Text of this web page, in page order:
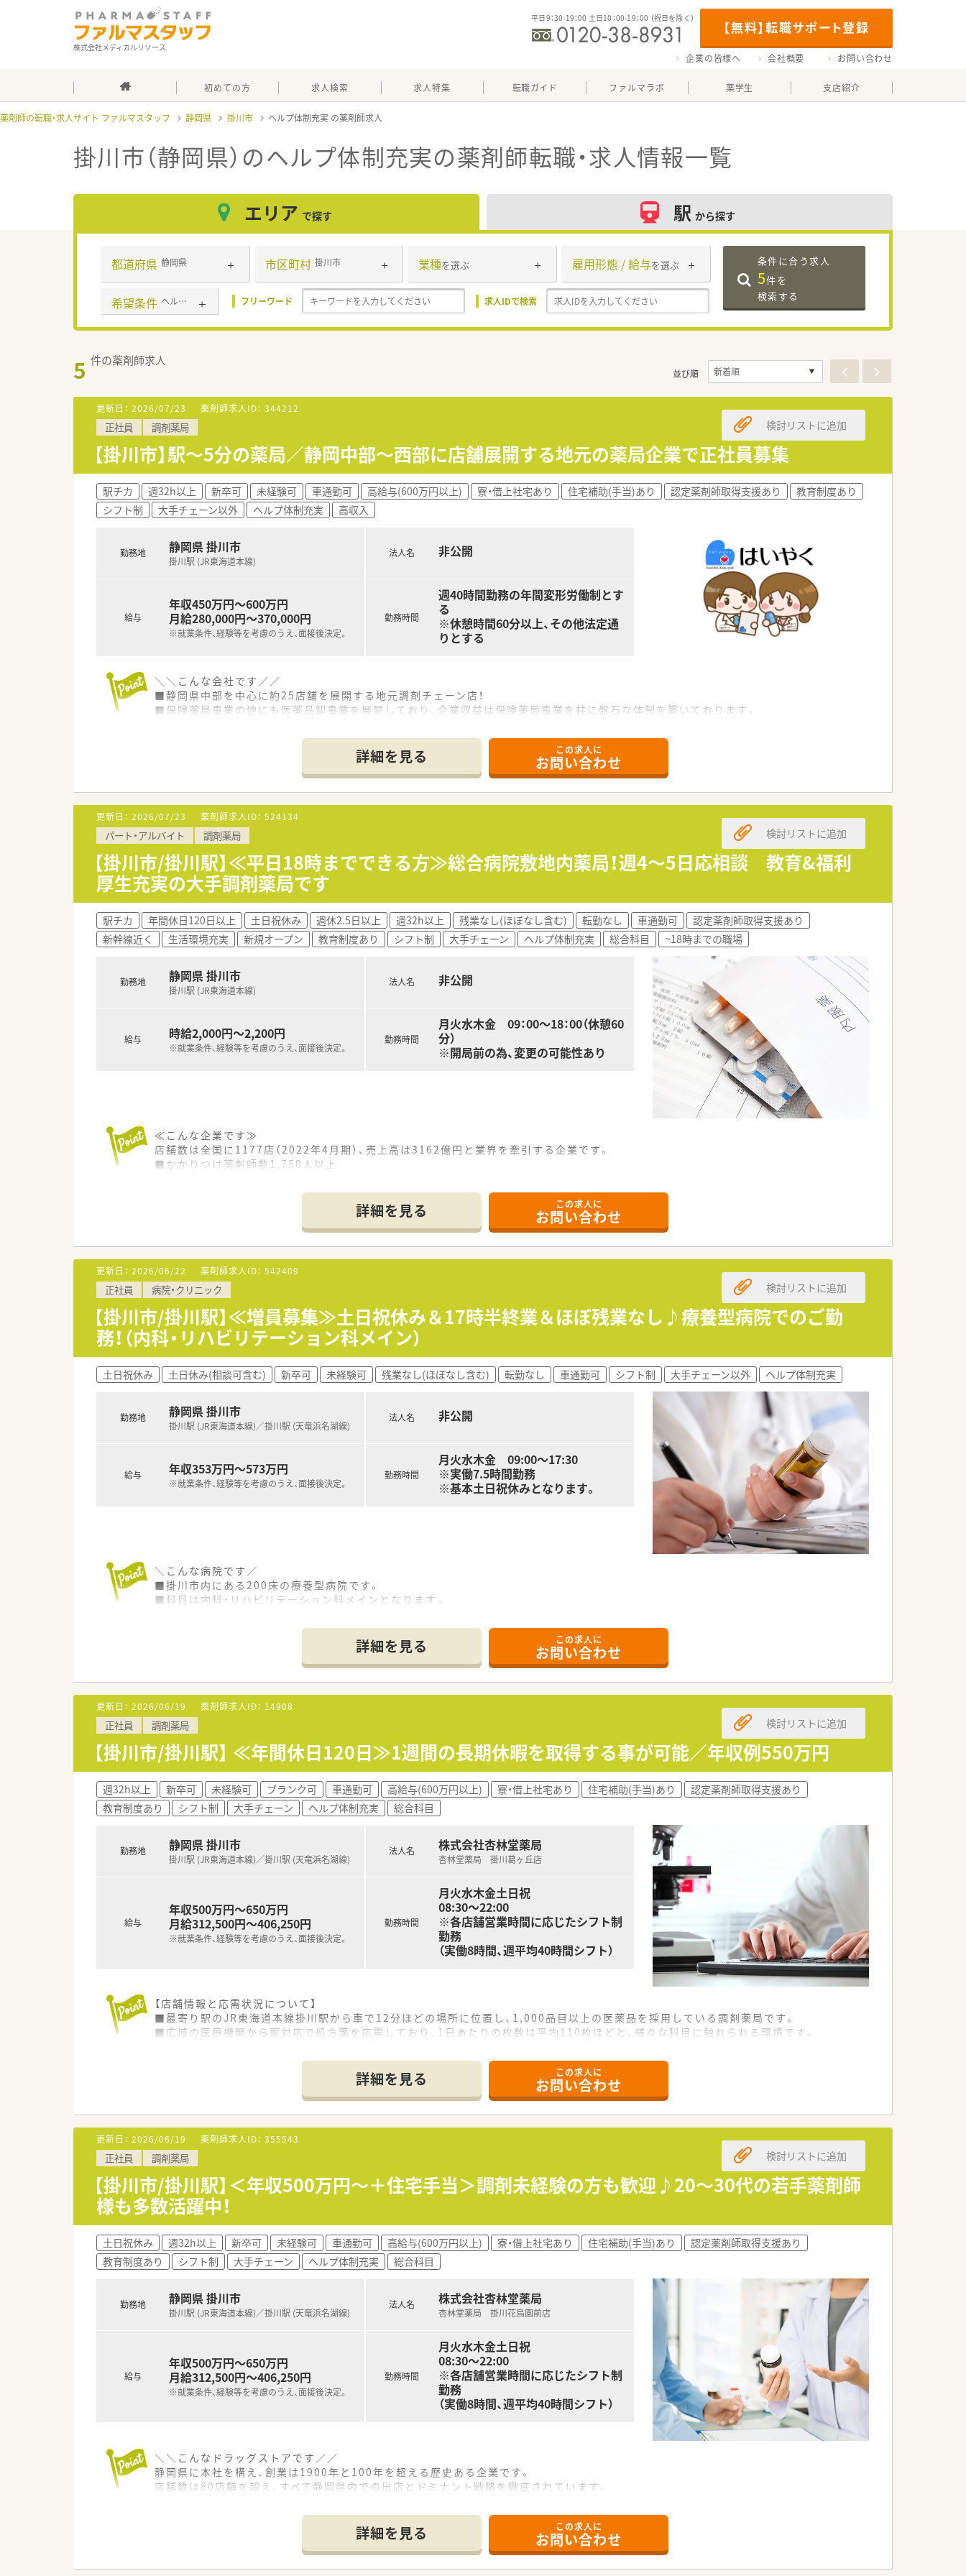
株式会社メディカルリソース
【無料】転職サポート登録
平日9：30-19：00 土日10：00-19：00 （祝日を除く）
企業の皆様へ 会社概要 お問い合わせ
初めての方 求人検索 求人特集 転職ガイド ファルマラボ 薬学生 支店紹介
薬剤師の転職・求人サイト ファルマスタッフ 静岡県 掛川市 ヘルプ体制充実
掛川市（静岡県）のヘルプ体制充実の薬剤師転職・求人情報一覧
エリア で探す 駅 から探す
都道府県 静岡県 市区町村 掛川市 業種を選ぶ 雇用形態 / 給与を選ぶ
希望条件 ヘルプ体制充実 フリーワード 求人IDで検索
条件に合う求人
5件を
検索する
5 件の薬剤師求人
並び順
更新日： 2026/07/23 薬剤師求人ID： 344212
正社員 調剤薬局
【掛川市】駅～5分の薬局／静岡中部～西部に店舗展開する地元の薬局企業で正社員募集
検討リストに追加
駅チカ 週32h以上 新卒可 未経験可 車通勤可 高給与(600万円以上) 寮・借上社宅あり 住宅補助(手当)あり 認定薬剤師取得支援あり
教育制度あり
シフト制
大手チェーン以外 ヘルプ体制充実 高収入
勤務地 静岡県 掛川市
掛川駅 (JR東海道本線)
給与
年収450万円～600万円
月給280,000円～370,000円
※就業条件、経験等を考慮のうえ、面接後決定。
法人名 非公開
勤務時間
週40時間勤務の年間変形労働制とす
る
※休憩時間60分以上、その他法定通
りとする
＼＼こんな会社です／／
■静岡県中部を中心に約25店舗を展開する地元調剤チェーン店！
■保険薬局事業の他にも医薬品卸事業を展開しており、企業収益は保険薬局事業を柱に盤石な体制を築いております。
■新入社員を中心に手厚い研修制度が整っております。
新人一人に対して指導者1名をつけるオーベンネーベン制度を採用し、しっかりとした研修を経た上で患者様への投薬を行います。
■結婚お祝金や出産お祝金をはじめ、保育料手当や家族手当、配偶者手当など世帯を持たれている方への手当が充実をしています。
■手厚い借上げ社宅制度があり、家賃6万円の物件までは家賃の90％まで会社負担をして頂けます。
＼＼こんな方におススメ／／
■奨学金を借りている若手薬剤師に！
毎月の返済金額の半額補助していただけます♪（上限20,000円まで）
■社内だけでなく社外でも活躍を求めている方に！
薬剤師の4分の1は学校薬剤師を兼務しており、また学校や老人会へ薬の飲み方講座を積極的に実施しております。
＼＼働きやすさが魅力、定着率◎／／
■近隣に複数店舗あり、急なお休みにも対応が可能な仕組みが整っています。
＼＼店舗について／／
■内科の処方を応需する薬局！
詳細を見る この求人に
お問い合わせ
更新日： 2026/07/23 薬剤師求人ID： 524134
パート・アルバイト 調剤薬局
【掛川市/掛川駅】≪平日18時までできる方≫総合病院敷地内薬局！週4～5日応相談 教育&福利
厚生充実の大手調剤薬局です
検討リストに追加
駅チカ 年間休日120日以上 土日祝休み 週休2.5日以上 週32h以上 残業なし(ほぼなし含む) 転勤なし 車通勤可
認定薬剤師取得支援あり
新幹線近く
生活環境充実 新規オープン 教育制度あり シフト制 大手チェーン ヘルプ体制充実 総合科目 ~18時までの職場
勤務地 静岡県 掛川市
掛川駅 (JR東海道本線)
給与 時給2,000円～2,200円
※就業条件、経験等を考慮のうえ、面接後決定。
法人名 非公開
勤務時間
月火水木金 09：00～18：00（休憩60
分）
※開局前の為、変更の可能性あり
≪こんな企業です≫
店舗数は全国に1177店（2022年4月期）、売上高は3162億円と業界を牽引する企業です。
■かかりつけ薬剤師数1,750人以上
■社内集合研修60種類以上
詳細を見る この求人に
お問い合わせ
更新日： 2026/06/22 薬剤師求人ID： 542409
正社員 病院・クリニック
【掛川市/掛川駅】≪増員募集≫土日祝休み＆17時半終業＆ほぼ残業なし♪療養型病院でのご勤
務！（内科・リハビリテーション科メイン）
検討リストに追加
土日祝休み 土日休み(相談可含む) 新卒可 未経験可 残業なし(ほぼなし含む) 転勤なし 車通勤可 シフト制 大手チェーン以外 ヘルプ体制充実
勤務地 静岡県 掛川市
掛川駅 (JR東海道本線)／掛川駅 (天竜浜名湖線)
給与 年収353万円～573万円
※就業条件、経験等を考慮のうえ、面接後決定。
法人名 非公開
勤務時間
月火水木金 09:00～17:30
※実働7.5時間勤務
※基本土日祝休みとなります。
＼こんな病院です／
■掛川市内にある200床の療養型病院です。
■科目は内科・リハビリテーション科メインとなります。
■17：30終業のため、比較的早めにご帰宅いただけます。
詳細を見る この求人に
お問い合わせ
更新日： 2026/06/19 薬剤師求人ID： 14908
正社員 調剤薬局
【掛川市/掛川駅】 ≪年間休日120日≫1週間の長期休暇を取得する事が可能／年収例550万円
検討リストに追加
週32h以上 新卒可 未経験可 ブランク可 車通勤可 高給与(600万円以上) 寮・借上社宅あり 住宅補助(手当)あり
認定薬剤師取得支援あり
教育制度あり
シフト制 大手チェーン ヘルプ体制充実 総合科目
勤務地 静岡県 掛川市
掛川駅 (JR東海道本線)／掛川駅 (天竜浜名湖線)
給与
年収500万円～650万円
月給312,500円～406,250円
※就業条件、経験等を考慮のうえ、面接後決定。
法人名 株式会社杏林堂薬局
杏林堂薬局 掛川葛ヶ丘店
勤務時間
月火水木金土日祝
08:30～22:00
※各店舗営業時間に応じたシフト制
勤務
（実働8時間、週平均40時間シフト）
【店舗情報と応需状況について】
■最寄り駅のJR東海道本線掛川駅から車で12分ほどの場所に位置し、1,000品目以上の医薬品を採用している調剤薬局です。
■広域の医療機関から面対応で処方箋を応需しており、1日あたりの枚数は平均110枚ほどと、様々な科目に触れられる環境です。
■1900年創業という120年以上の長い歴史を誇り、静岡県内に特化したドミナント展開で地域から厚い信頼を得ている企業です。
■現在はツルハホールディングスグループの一員となり、大手チェーンの安定感と地元企業の柔軟性を併せ持っているのが強みです。
■全店舗に自動散薬分包機や監査システムを完備しており、薬剤師の対物業務を軽減し対人業務に注力できる環境作りをしています。
【想定される業務内容】
■処方箋に基づく調剤や監査、服薬指導といった基本的な薬局業務に加え、店舗でのOTC医薬品の販売相談なども担当いただきます。
■在宅医療にも積極的に取り組んでおり、居宅や施設への訪問薬剤管理指導を通じて、地域医療に深く貢献することが求められます。
■最新の電子薬歴やオンライン服薬指導システムを活用し、ICT化が進んだ環境で効率的かつ高度な服薬フォローを実施いただきます。
【想定されるキャリアイメージ】
■入社後はオーベンネーベン制による実地研修を通じ、基礎から着実にスキルを習得できるため未経験の方でも安心のスタートです。
■認定薬剤師の取得支援制度や社内外の勉強会が充実しており、専門性を高めて生涯にわたって活躍し続けるキャリアを描けます。
■実力と意欲次第で、管理薬剤師からエリアマネージャー、本部スタッフへとステップアップできる多彩なコースが用意されています。
詳細を見る この求人に
お問い合わせ
更新日： 2026/06/19 薬剤師求人ID： 355543
正社員 調剤薬局
【掛川市/掛川駅】＜年収500万円～＋住宅手当＞調剤未経験の方も歓迎♪20～30代の若手薬剤師
様も多数活躍中！
検討リストに追加
土日祝休み 週32h以上 新卒可 未経験可 車通勤可 高給与(600万円以上) 寮・借上社宅あり 住宅補助(手当)あり
認定薬剤師取得支援あり
教育制度あり
シフト制 大手チェーン ヘルプ体制充実 総合科目
勤務地 静岡県 掛川市
掛川駅 (JR東海道本線)／掛川駅 (天竜浜名湖線)
給与
年収500万円～650万円
月給312,500円～406,250円
※就業条件、経験等を考慮のうえ、面接後決定。
法人名 株式会社杏林堂薬局
杏林堂薬局 掛川花鳥園前店
勤務時間
月火水木金土日祝
08:30～22:00
※各店舗営業時間に応じたシフト制
勤務
（実働8時間、週平均40時間シフト）
＼＼こんなドラッグストアです／／
静岡県に本社を構え、創業は1900年と100年を超える歴史ある企業です。
店舗数は80店舗を超え、すべて静岡県内での出店とドミナント戦略を徹底されています。
■保険薬剤師として活躍できる環境があります！
ドラッグストア店舗と調剤店舗を分離申請されており、業務が交わることはございません。
また、安全性や薬剤師の業務負担軽減を目的とした充実した機械化も進めておられており、
オンライン服薬指導も実施するなどICT化への対応も素早く対応されております。
詳細を見る この求人に
お問い合わせ